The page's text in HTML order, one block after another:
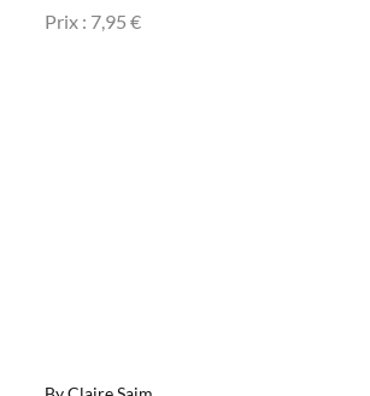
Prix : 7,95 €